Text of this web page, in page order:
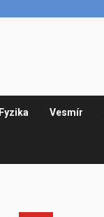
Fyzika Vesmír